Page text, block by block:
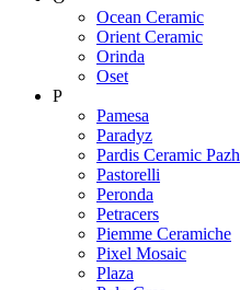
Ocean Ceramic
Orient Ceramic
Orinda
Oset
P
Pamesa
Paradyz
Pardis Ceramic Pazh
Pastorelli
Peronda
Petracers
Piemme Ceramiche
Pixel Mosaic
Plaza